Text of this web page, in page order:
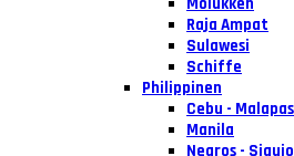
Raja Ampat
Sulawesi
Schiffe
Philippinen
Cebu -
Manila
Negros -